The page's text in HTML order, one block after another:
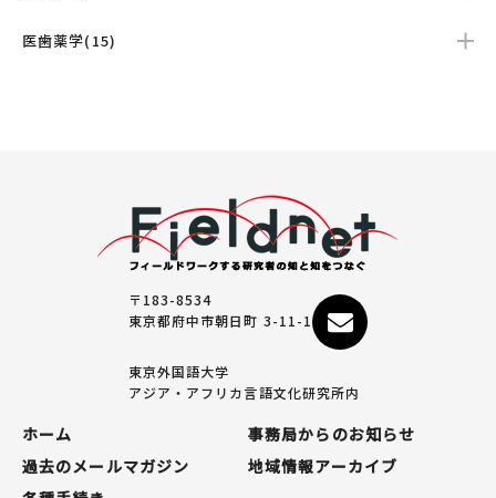
医歯薬学(15)
〒183-8534
東京都府中市朝日町 3-11-1
東京外国語大学
アジア・アフリカ言語文化研究所内
ホーム
事務局からのお知らせ
過去のメールマガジン
地域情報アーカイブ